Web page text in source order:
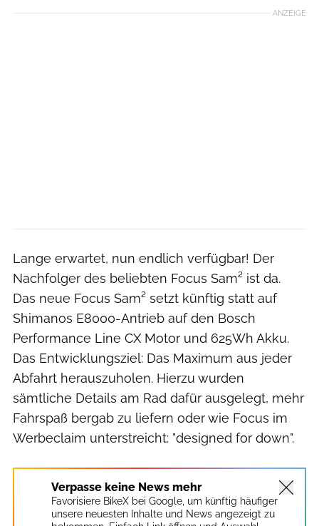
ANZEIGE
Lange erwartet, nun endlich verfügbar! Der
Nachfolger des beliebten Focus Sam² ist da.
Das neue Focus Sam² setzt künftig statt auf
Shimanos E8000-Antrieb auf den Bosch
Performance Line CX Motor und 625Wh Akku.
Das Entwicklungsziel: Das Maximum aus jeder
Abfahrt herauszuholen. Hierzu wurden
sämtliche Details am Rad dafür ausgelegt, mehr
Fahrspaß bergab zu liefern oder wie Focus im
Werbeclaim unterstreicht: "designed for down".
Verpasse keine News mehr
Favorisiere BikeX bei Google, um künftig häufiger
unsere neuesten Inhalte und News angezeigt zu